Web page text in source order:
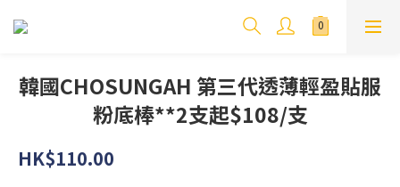
韓國CHOSUNGAH 第三代透薄輕盈貼服
粉底棒**2支起$108/支
HK$110.00